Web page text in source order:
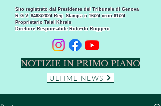
Sito registrato dal Presidente del Tribunale di Genova
R.G.V. 8468\2024 Reg. Stampa n 16\24 cron.61\24 ​
Proprietario Talal Khrais
Direttore Responsabile Roberto Roggero
NOTIZIE IN PRIMO PIANO
ULTIME NEWS